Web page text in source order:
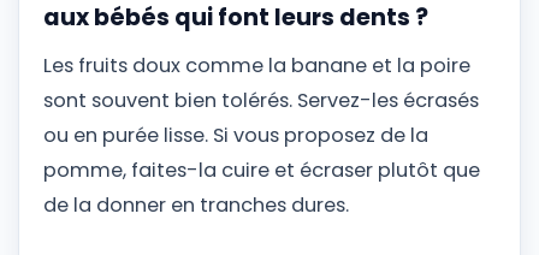
aux bébés qui font leurs dents ?
Les fruits doux comme la banane et la poire
sont souvent bien tolérés. Servez-les écrasés
ou en purée lisse. Si vous proposez de la
pomme, faites-la cuire et écraser plutôt que
de la donner en tranches dures.